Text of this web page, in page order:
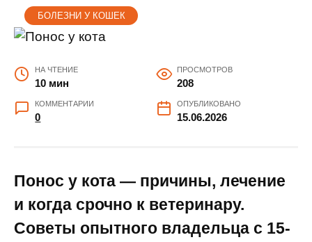
БОЛЕЗНИ У КОШЕК
НА ЧТЕНИЕ
10 мин
ПРОСМОТРОВ
208
КОММЕНТАРИИ
0
ОПУБЛИКОВАНО
15.06.2026
Понос у кота — причины, лечение
и когда срочно к ветеринару.
Советы опытного владельца с 15-